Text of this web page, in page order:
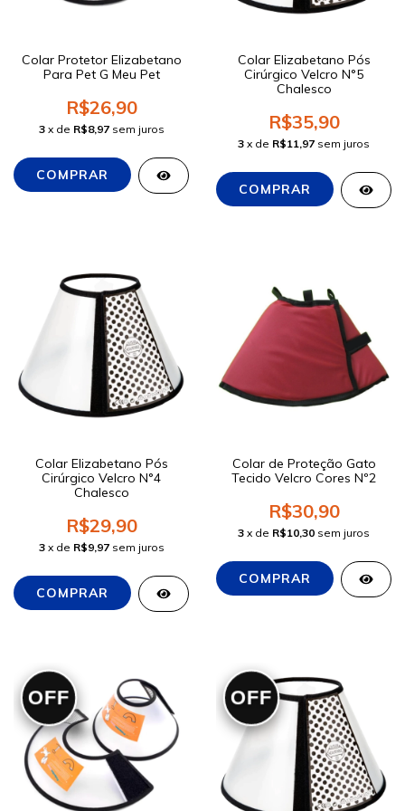
Colar Protetor Elizabetano
Para Pet G Meu Pet
R$26,90
3 x de R$8,97 sem juros
Colar Elizabetano Pós
Cirúrgico Velcro N°5
Chalesco
R$35,90
3 x de R$11,97 sem juros
Colar Elizabetano Pós
Cirúrgico Velcro N°4
Chalesco
R$29,90
3 x de R$9,97 sem juros
Colar de Proteção Gato
Tecido Velcro Cores Nº2
R$30,90
3 x de R$10,30 sem juros
OFF OFF